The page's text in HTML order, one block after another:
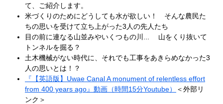
て、ご紹介します。
米づくりのためにどうしても水が欲しい！ そんな農民た
ちの思いを受けて立ち上がった3人の先人たち
目の前に連なる山並みやいくつもの川... 山をくり抜いて
トンネルを掘る？
土木機械がない時代に、それでも工事をあきらめなかった3
人の思いとは！？
『【英語版】Uwae Canal A monument of relentless effort
from 400 years ago』動画（時間15分Youtube）
＜外部リ
ンク＞